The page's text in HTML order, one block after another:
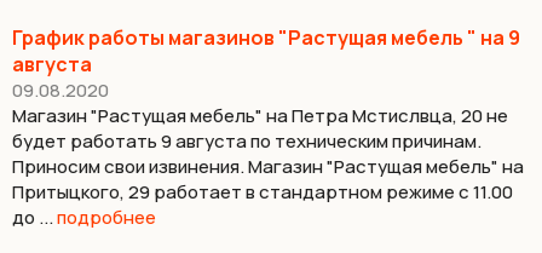
График работы магазинов "Растущая мебель " на 9
августа
09.08.2020
Магазин "Растущая мебель" на Петра Мстислвца, 20 не
будет работать 9 августа по техническим причинам.
Приносим свои извинения. Магазин "Растущая мебель" на
Притыцкого, 29 работает в стандартном режиме с 11.00
до ...подробнее